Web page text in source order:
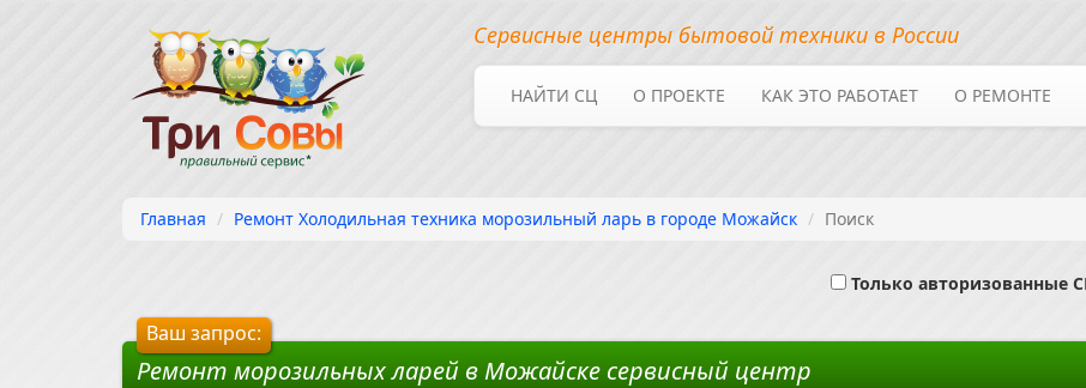
Сервисные центры бытовой техники в России
НАЙТИ СЦ О ПРОЕКТЕ КАК ЭТО РАБОТАЕТ О РЕМОНТЕ
Главная Ремонт Холодильная техника морозильный ларь в городе Можайск Поиск
Только авторизованные
Ваш запрос:
Ремонт морозильных ларей в Можайске сервисный центр